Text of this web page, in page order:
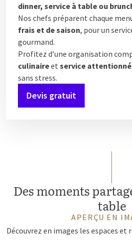
dinner, service à table ou
Nos chefs préparent chaque
frais et de saison, pour un
gourmand.
Profitez d’une organisation
culinaireet service attentionné
sans stress.
Devis gratuit
Des moments
table
APERÇU EN
Découvrez en images les espaces et